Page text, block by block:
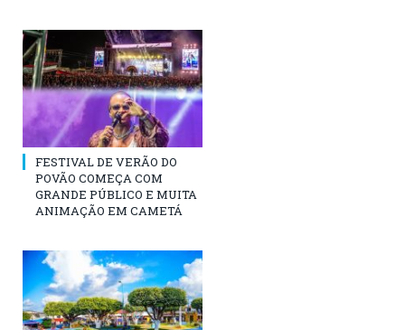
FESTIVAL DE VERÃO DO
POVÃO COMEÇA COM
GRANDE PÚBLICO E MUITA
ANIMAÇÃO EM CAMETÁ